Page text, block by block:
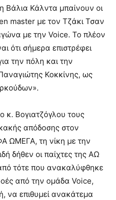
Βάλια Κάλντα μπαίνουν οι
master με τον Τζάκι Τσαν
με την Voice. Το πλέον
ότι σήμερα επιστρέφει
την πόλη και την
Κοκκίνης, ως
κ. Βογιατζόγλου τους
απόδοσης στον
ΩΜΕΓΑ, τη νίκη με την
δήθεν οι παίχτες της ΑΩ
τότε που ανακαλύφθηκε
από την ομάδα Voice,
να επιθυμεί ανακάτεμα